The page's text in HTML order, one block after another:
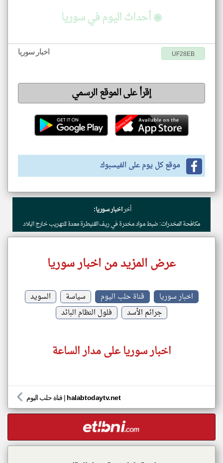
◉ أحداث اليوم في سوريا
اخبار سوريا UF28EB
إقرأ على الموقع الرسمي
موقع كل يوم على الفيسبوك
أخراخبار سوريا:
مكافحة المخدرات: ضبط مواد مخدرة في ريف القنيطرة معدة للتهريب خارج البلاد
عرض المزيد من اخبار سوريا
اخبار سوريا قناة حلب اليوم سياسة
السويد
جرائم الأسد
فلول النظام البائد
اخبار سوريا على مدار الساعة
قناة حلب اليوم | halabtodaytv.net